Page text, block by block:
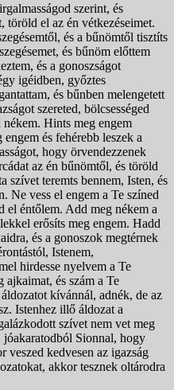
szerint, és
töröld el az én vétkezéseimet.
és a bűnömtől tisztíts
és bűnöm előttem
és a gonoszságot
igéidben, győztes
és bűnben melengetett
szereted, bölcsességed
Hints meg engem
és fehérebb leszek a
hogy örvendezzenek
az én bűnömtől, és töröld
szívet teremts bennem, Isten, és
Ne vess el engem a Te színed
el éntőlem. Add meg nékem a
erősíts meg engem. Hadd
és a gonoszok megtérnek
Istenem,
hirdesse nyelvem a Te
ajkaimat, és szám a Te
kívánnál, adnék, de az
Istenhez illő áldozat a
szívet nem vet meg
jóakaratodból Sionnal, hogy
veszed kedvesen az igazság
akkor tesznek oltárodra